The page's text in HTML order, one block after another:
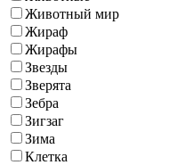
Животный мир
Жираф
Жирафы
Звезды
Зверята
Зебра
Зигзаг
Зима
Клетка